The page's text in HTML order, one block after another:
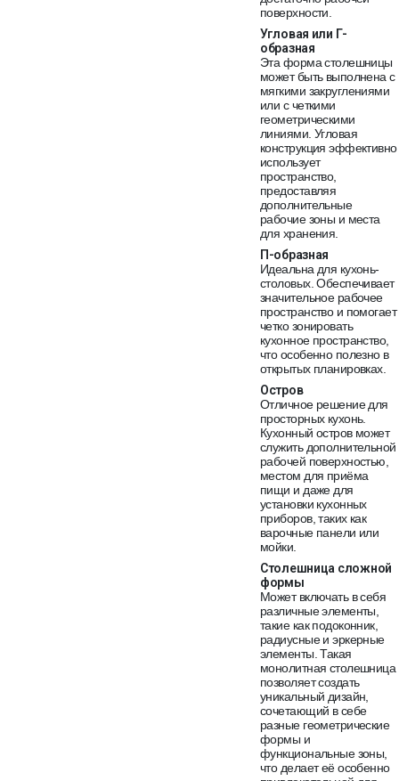
поверхности.
Угловая или Г-
образная
Эта форма столешницы
может быть выполнена с
мягкими закруглениями
или с четкими
геометрическими
линиями. Угловая
конструкция эффективно
использует
пространство,
предоставляя
дополнительные
рабочие зоны и места
для хранения.
П-образная
Идеальна для кухонь-
столовых. Обеспечивает
значительное рабочее
пространство и помогает
четко зонировать
кухонное пространство,
что особенно полезно в
открытых планировках.
Остров
Отличное решение для
просторных кухонь.
Кухонный остров может
служить дополнительной
рабочей поверхностью,
местом для приёма
пищи и даже для
установки кухонных
приборов, таких как
варочные панели или
мойки.
Столешница сложной
формы
Может включать в себя
различные элементы,
такие как подоконник,
радиусные и эркерные
элементы. Такая
монолитная столешница
позволяет создать
уникальный дизайн,
сочетающий в себе
разные геометрические
формы и
функциональные зоны,
что делает её особенно